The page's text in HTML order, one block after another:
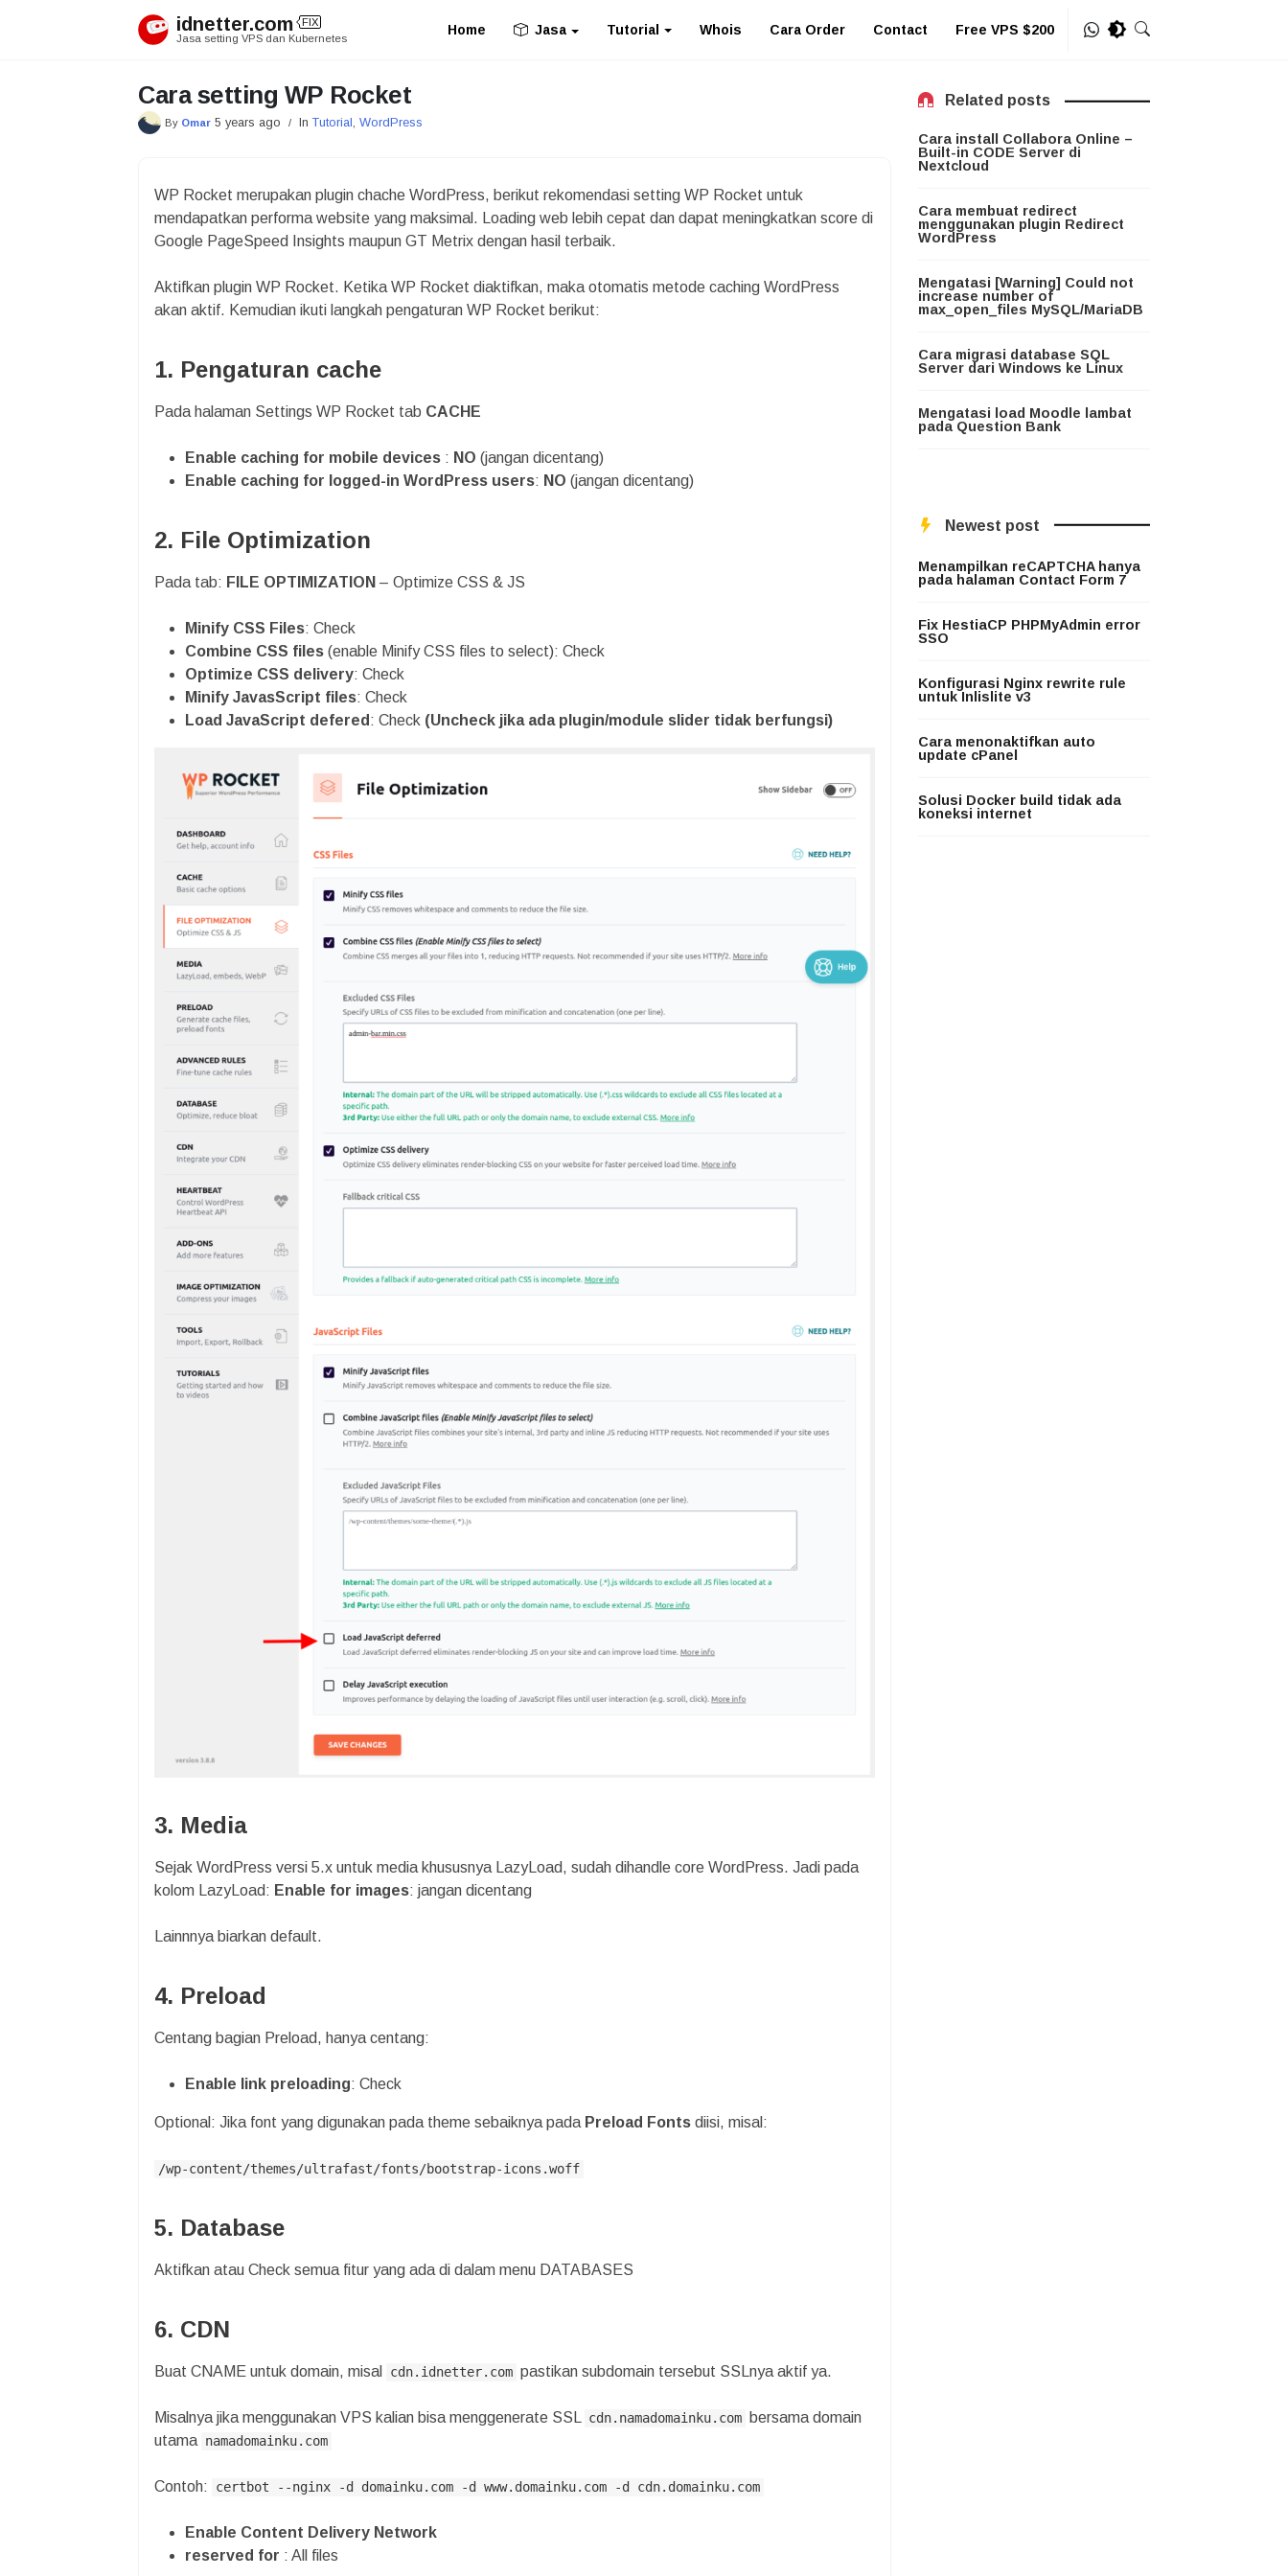
idnetter.com FIX
Jasa setting VPS dan Kubernetes
Home Jasa Tutorial Whois Cara Order Contact Free VPS $200
Cara setting WP Rocket
By Omar 5 years ago / InTutorial, WordPress
WP Rocket merupakan plugin chache WordPress, berikut rekomendasi setting WP Rocket untuk
mendapatkan performa website yang maksimal. Loading web lebih cepat dan dapat meningkatkan score di
Google PageSpeed Insights maupun GT Metrix dengan hasil terbaik.
Aktifkan plugin WP Rocket. Ketika WP Rocket diaktifkan, maka otomatis metode caching WordPress
akan aktif. Kemudian ikuti langkah pengaturan WP Rocket berikut:
1. Pengaturan cache
Pada halaman Settings WP Rocket tab CACHE
Enable caching for mobile devices : NO (jangan dicentang)
Enable caching for logged-in WordPress users: NO (jangan dicentang)
2. File Optimization
Pada tab: FILE OPTIMIZATION – Optimize CSS & JS
Minify CSS Files: Check
Combine CSS files (enable Minify CSS files to select): Check
Optimize CSS delivery: Check
Minify JavasScript files: Check
Load JavaScript defered : Check (Uncheck jika ada plugin/module slider tidak berfungsi)
3. Media
Sejak WordPress versi 5.x untuk media khususnya LazyLoad, sudah dihandle core WordPress. Jadi pada
kolom LazyLoad: Enable for images: jangan dicentang
Lainnnya biarkan default.
4. Preload
Centang bagian Preload, hanya centang:
Enable link preloading: Check
Optional: Jika font yang digunakan pada theme sebaiknya pada Preload Fonts diisi, misal:
/wp-content/themes/ultrafast/fonts/bootstrap-icons.woff
5. Database
Aktifkan atau Check semua fitur yang ada di dalam menu DATABASES
6. CDN
Buat CNAME untuk domain, misal cdn.idnetter.com pastikan subdomain tersebut SSLnya aktif ya.
Misalnya jika menggunakan VPS kalian bisa menggenerate SSL cdn.namadomainku.com
bersama domain
utama namadomainku.com
Contoh: certbot --nginx -d domainku.com -d www.domainku.com -d cdn.domainku.com
Enable Content Delivery Network
reserved for : All files
Related posts
Cara install Collabora Online –
Built-in CODE Server di
Nextcloud
Cara membuat redirect
menggunakan plugin Redirect
WordPress
Mengatasi [Warning] Could not
increase number of
max_open_files MySQL/MariaDB
Cara migrasi database SQL
Server dari Windows ke Linux
Mengatasi load Moodle lambat
pada Question Bank
Newest post
Menampilkan reCAPTCHA hanya
pada halaman Contact Form 7
Fix HestiaCP PHPMyAdmin error
SSO
Konfigurasi Nginx rewrite rule
untuk Inlislite v3
Cara menonaktifkan auto
update cPanel
Solusi Docker build tidak ada
koneksi internet